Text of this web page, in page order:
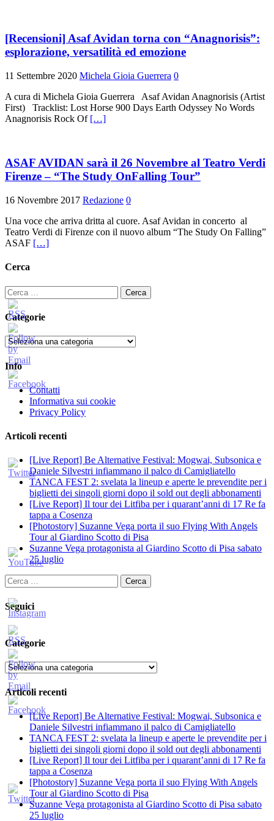
[Recensioni] Asaf Avidan torna con “Anagnorisis”:
esplorazione, versatilità ed emozione
11 Settembre 2020 Michela Gioia Guerrera 0
A cura di Michela Gioia Guerrera Asaf Avidan Anagnorisis (Artist
First) Tracklist: Lost Horse 900 Days Earth Odyssey No Words
Anagnorisis Rock Of […]
ASAF AVIDAN sarà il 26 Novembre al Teatro Verdi
Firenze – “The Study OnFalling Tour”
16 Novembre 2017 Redazione 0
Una voce che arriva dritta al cuore. Asaf Avidan in concerto al
Teatro Verdi di Firenze con il nuovo album “The Study On Falling”
ASAF […]
Cerca
Ricerca
per:
Categorie
Categorie
Info
Contatti
Informativa sui cookie
Privacy Policy
Articoli recenti
[Live Report] Be Alternative Festival: Mogwai, Subsonica e
Daniele Silvestri infiammano il palco di Camigliatello
TANCA FEST 2: svelata la lineup e aperte le prevendite per i
biglietti dei singoli giorni dopo il sold out degli abbonamenti
[Live Report] Il tour dei Litfiba per i quarant’anni di 17 Re fa
tappa a Cosenza
[Photostory] Suzanne Vega porta il suo Flying With Angels
Tour al Giardino Scotto di Pisa
Suzanne Vega protagonista al Giardino Scotto di Pisa sabato
25 luglio
Ricerca
per:
Seguici
Categorie
Categorie
Articoli recenti
[Live Report] Be Alternative Festival: Mogwai, Subsonica e
Daniele Silvestri infiammano il palco di Camigliatello
TANCA FEST 2: svelata la lineup e aperte le prevendite per i
biglietti dei singoli giorni dopo il sold out degli abbonamenti
[Live Report] Il tour dei Litfiba per i quarant’anni di 17 Re fa
tappa a Cosenza
[Photostory] Suzanne Vega porta il suo Flying With Angels
Tour al Giardino Scotto di Pisa
Suzanne Vega protagonista al Giardino Scotto di Pisa sabato
25 luglio